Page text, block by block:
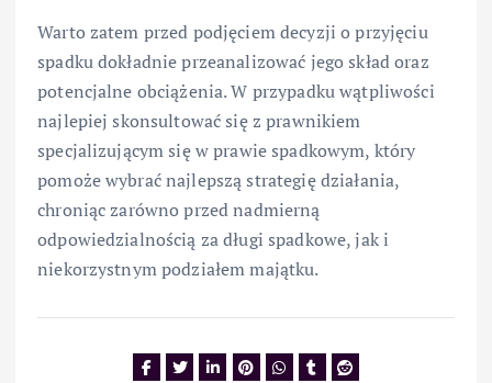
Warto zatem przed podjęciem decyzji o przyjęciu
spadku dokładnie przeanalizować jego skład oraz
potencjalne obciążenia. W przypadku wątpliwości
najlepiej skonsultować się z prawnikiem
specjalizującym się w prawie spadkowym, który
pomoże wybrać najlepszą strategię działania,
chroniąc zarówno przed nadmierną
odpowiedzialnością za długi spadkowe, jak i
niekorzystnym podziałem majątku.